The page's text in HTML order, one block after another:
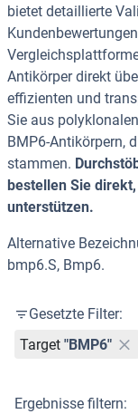
bietet detaillierte
Antikörper direkt
effizienten und
Sie aus
BMP6-Antikörpern,
stammen.
bestellen Sie
unterstützen.
Alternative
bmp6.S, Bmp6.
Gesetzte Filter:
Target "BMP6"
Ergebnisse filtern: